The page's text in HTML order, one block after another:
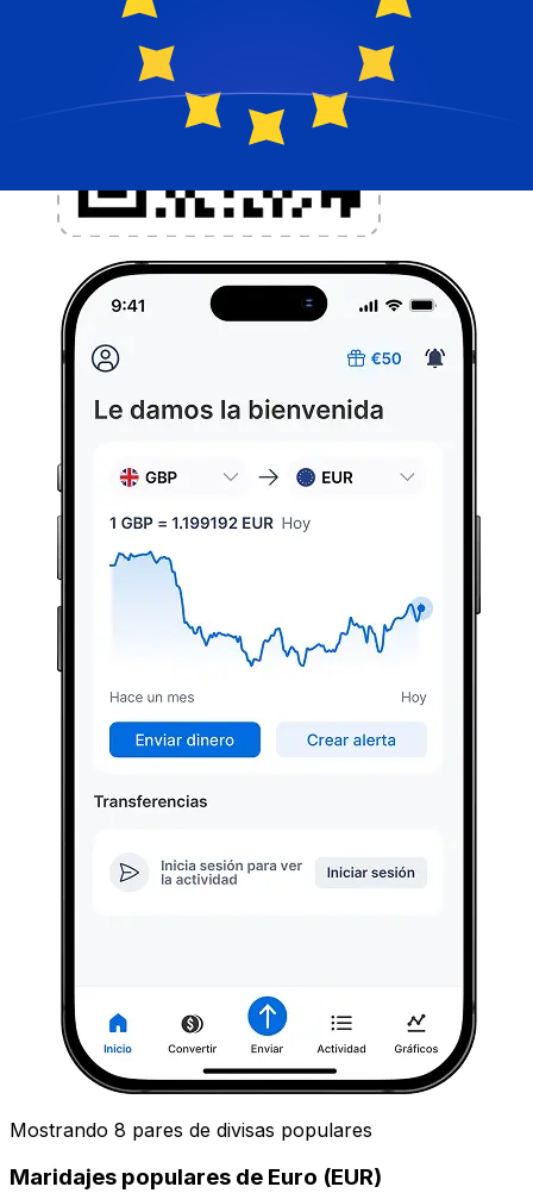
Mostrando 8 pares de divisas populares
Maridajes populares de Euro (EUR)